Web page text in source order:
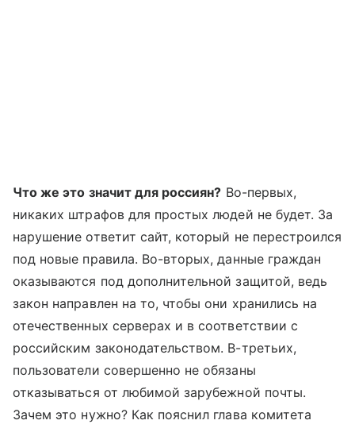
Что же это значит для россиян? Во-первых,
никаких штрафов для простых людей не будет. За
нарушение ответит сайт, который не перестроился
под новые правила. Во-вторых, данные граждан
оказываются под дополнительной защитой, ведь
закон направлен на то, чтобы они хранились на
отечественных серверах и в соответствии с
российским законодательством. В-третьих,
пользователи совершенно не обязаны
отказываться от любимой зарубежной почты.
Зачем это нужно? Как пояснил глава комитета